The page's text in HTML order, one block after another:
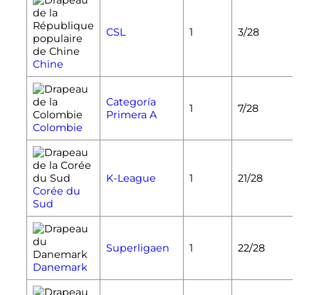
Chine
CSL 1 3/28
Colombie
Categoría
Primera A
1 7/28
Corée du
Sud
K-League 1 21/28
Danemark
Superligaen 1 22/28